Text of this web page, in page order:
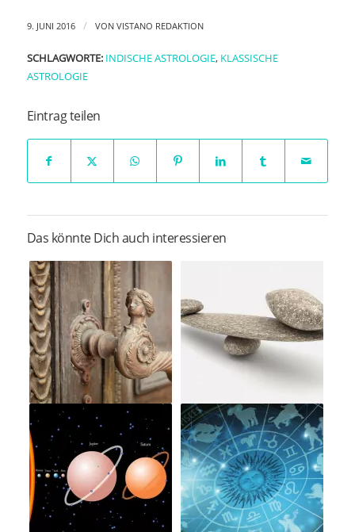
9. JUNI 2016 / VON VISTANO REDAKTION
SCHLAGWORTE: INDISCHE ASTROLOGIE, KLASSISCHE
ASTROLOGIE
Eintrag teilen
Das könnte Dich auch interessieren